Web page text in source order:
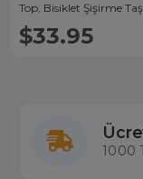
Top, Bisiklet Şişirme
Hava Kompresörü
$33.95
1000